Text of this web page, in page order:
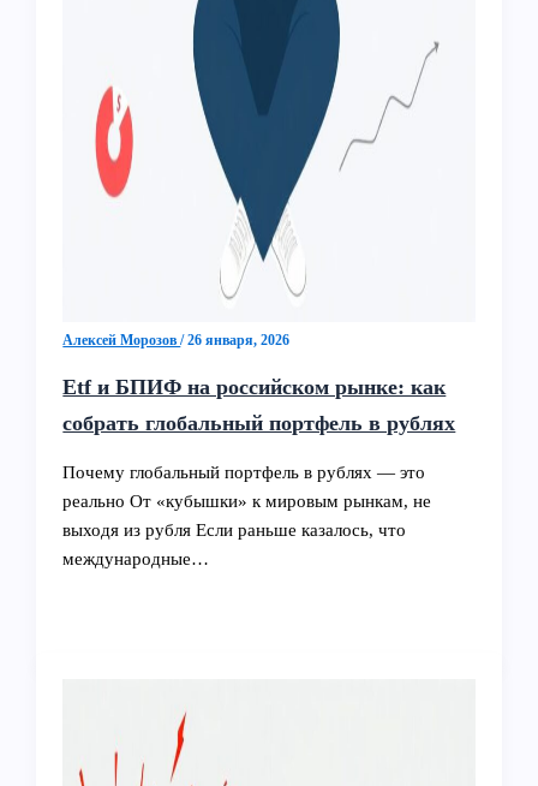
Алексей Морозов/26 января, 2026
Etf и БПИФ на российском рынке: как
собрать глобальный портфель в рублях
Почему глобальный портфель в рублях — это
реально От «кубышки» к мировым рынкам, не
выходя из рубля Если раньше казалось, что
международные…